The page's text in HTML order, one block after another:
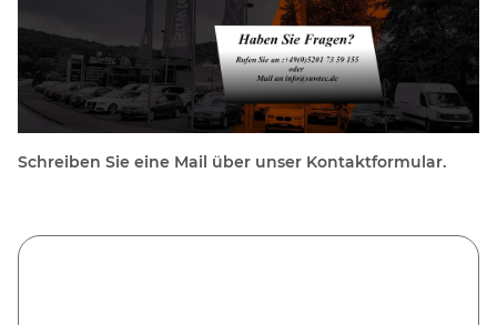
Schreiben Sie eine Mail über unser Kontaktformular.